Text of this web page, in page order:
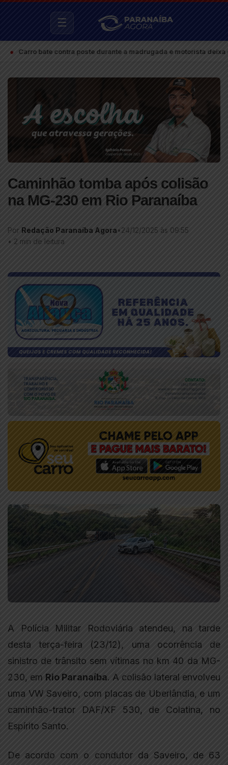
☰
bate contra poste durante a madrugada e motorista deixa o local em
Caminhão tomba após colisão
na MG-230 em Rio Paranaíba
Por Redação Paranaíba Agora•24/12/2025 às 09:55
• 2 min de leitura
A Polícia Militar Rodoviária atendeu, na tarde
desta terça-feira (23/12), uma ocorrência de
sinistro de trânsito sem vítimas no km 40 da MG-
230, em Rio Paranaíba. A colisão lateral envolveu
uma VW Saveiro, com placas de Uberlândia, e um
caminhão-trator DAF/XF 530, de Colatina, no
Espírito Santo.
De acordo com o condutor da Saveiro, de 63